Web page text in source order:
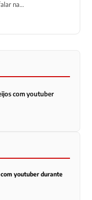
na...
com youtuber
youtuber durante